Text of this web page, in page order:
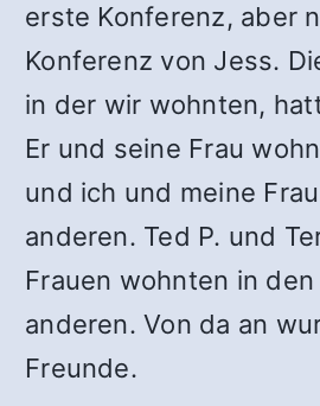
erste Konferenz, aber
Konferenz von Jess.
in der wir wohnten,
Er und seine Frau
und ich und meine
anderen. Ted P. und
Frauen wohnten in
anderen. Von da an
Freunde.